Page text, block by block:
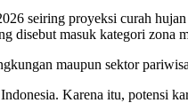
seiring proyeksi curah
disebut masuk kategori zona
maupun sektor
Karena itu, potensi